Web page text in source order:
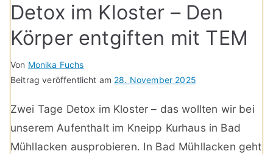
Detox im Kloster – Den
Körper entgiften mit TEM
Von Monika Fuchs
Beitrag veröffentlicht am 28. November 2025
Zwei Tage Detox im Kloster – das wollten wir bei
unserem Aufenthalt im Kneipp Kurhaus in Bad
Mühllacken ausprobieren. In Bad Mühllacken geht